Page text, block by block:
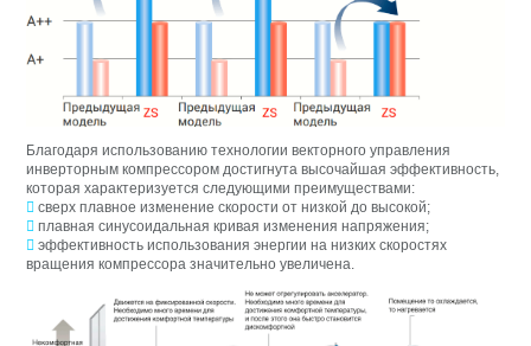
Благодаря использованию технологии векторного управления
инверторным компрессором достигнута высочайшая эффективность,
которая характеризуется следующими преимуществами:
 сверх плавное изменение скорости от низкой до высокой;
 плавная синусоидальная кривая изменения напряжения;
 эффективность использования энергии на низких скоростях
вращения компрессора значительно увеличена.